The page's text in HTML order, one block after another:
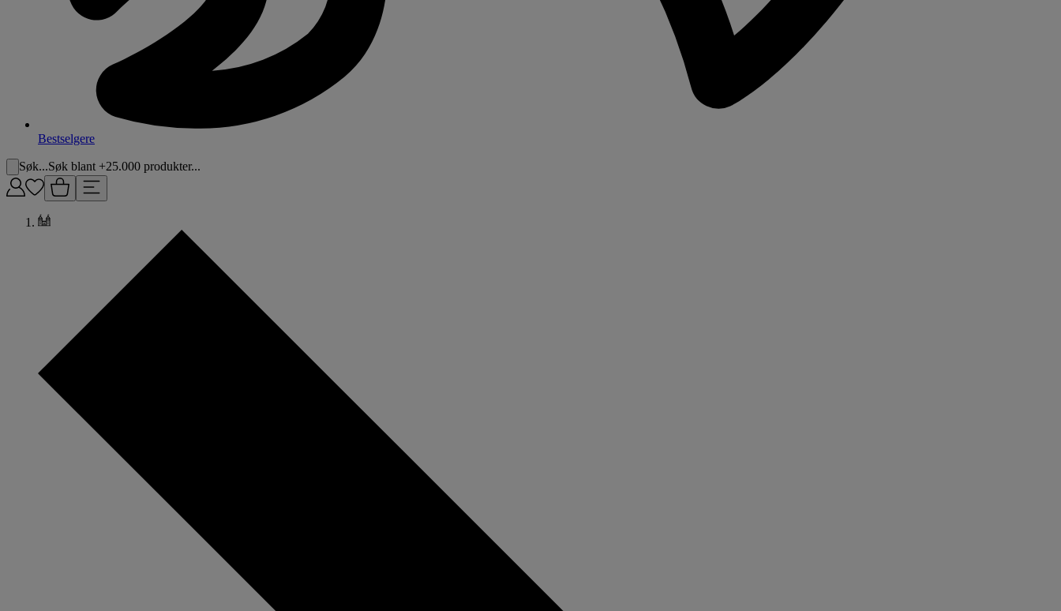
Bestselgere
Søk...Søk blant +25.000 produkter...